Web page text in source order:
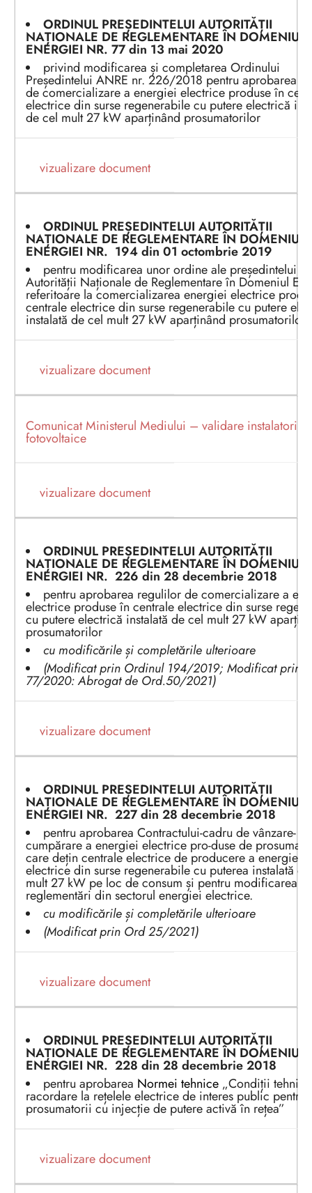
ORDINUL PREȘEDINTELUI AUTORITĂȚII
NAȚIONALE DE REGLEMENTARE ÎN DOMENIUL
ENERGIEI NR. 77din 13 mai 2020
privind modificarea și completarea Ordinului
Președintelui ANRE nr. 226/2018 pentru aprobarea
de comercializare a energiei electrice produse în
electrice din surse regenerabile cu putere electrică
de cel mult 27 kW aparținând prosumatorilor
vizualizare document
ORDINUL PREȘEDINTELUI AUTORITĂȚII
NAȚIONALE DE REGLEMENTARE ÎN DOMENIUL
ENERGIEI NR. 194din 01 octombrie2019
pentru modificarea unor ordine ale președintelui
Autorității Naționale de Reglementare în Domeniul
referitoare la comercializarea energiei electrice
centrale electrice din surse regenerabile cu putere
instalată de cel mult 27 kW aparținând prosumatorilor.
vizualizare document
Comunicat Ministerul Mediului – validare instalatori
fotovoltaice
vizualizare document
ORDINUL PREȘEDINTELUI AUTORITĂȚII
NAȚIONALE DE REGLEMENTARE ÎN DOMENIUL
ENERGIEI NR. 226 din 28 decembrie2018
pentru aprobarea regulilor de comercializare a
electrice produse în centrale electrice din surse
cu putere electrică instalată de cel mult 27 kW
prosumatorilor
cu modificările și completările ulterioare
(Modificat prin Ordinul 194/2019; Modificat prin
77/2020: Abrogat de Ord.50/2021)
vizualizare document
ORDINUL PREȘEDINTELUI AUTORITĂȚII
NAȚIONALE DE REGLEMENTARE ÎN DOMENIUL
ENERGIEI NR. 227din 28 decembrie2018
pentru aprobarea Contractului-cadru de vânzare-
cumpărare a energiei electrice pro-duse de
care dețin centrale electrice de producere a energiei
electrice din surse regenerabile cu puterea instalată
mult 27 kW pe loc de consum și pentru modificarea
reglementări din sectorul energiei electrice.
cu modificările și completările ulterioare
(Modificat prin Ord 25/2021)
vizualizare document
ORDINUL PREȘEDINTELUI AUTORITĂȚII
NAȚIONALE DE REGLEMENTARE ÎN DOMENIUL
ENERGIEI NR. 228 din 28 decembrie2018
pentru aprobarea Normei tehnice „Condiții
racordare la rețelele electrice de interes public pentru
prosumatorii cu injecție de putere activă în rețea”
vizualizare document